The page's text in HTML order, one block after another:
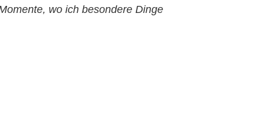
wo ich besondere Dinge